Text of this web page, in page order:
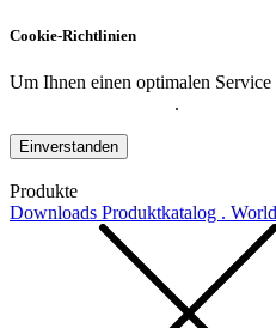
Cookie-Richtlinien
Um Ihnen einen optimalen
.
Einverstanden
Produkte
Downloads Produktkatalog .